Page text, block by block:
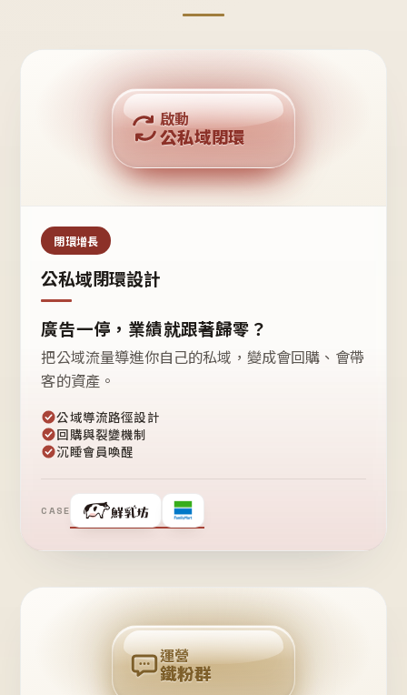
公域流量
私域鐵粉
回購複利
啟動
公私域閉環
閉環增長
公私域閉環設計
廣告一停，業績就跟著歸零？
把公域流量導進你自己的私域，變成會回購、會帶
客的資產。
公域導流路徑設計
回購與裂變機制
沉睡會員喚醒
CASE
❤
粉
回
購
運營
鐵粉群